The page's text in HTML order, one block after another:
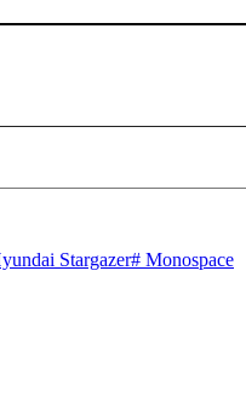
Stargazer# Monospace